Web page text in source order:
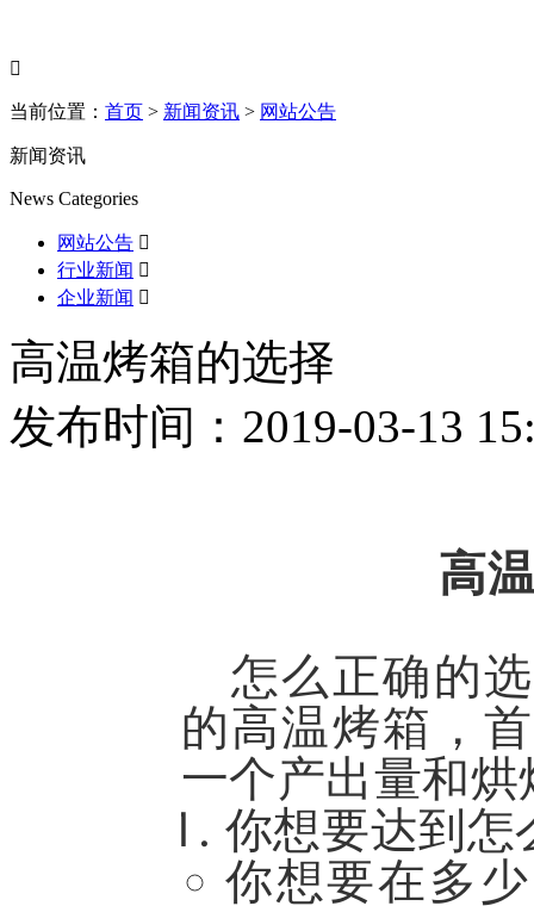

当前位置： 首页 > 新闻资讯 > 网站公告
新闻资讯
News Categories
网站公告 
行业新闻 
企业新闻 
高温烤箱的选择
发布时间：2019-03-13
高
怎么正确的
的高温烤箱，
一个产出量和
你想要达到怎
你想要在多